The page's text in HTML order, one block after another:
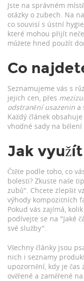
Jste na správném
otázky o zubech. Na
co souvisí s ústní
které mohou přijít
můžete hned použít
Co
Seznamujeme vás s
jejich cen, přes
odstranění usazenin a
Každý článek
vhodné sady na
Jak
Čtěte podle toho, co
bolesti? Zkuste naše
zubů". Chcete zlepšit
výhody kompozitních
Pokud vás zajímá,
podívejte se na "Jaké
své služby".
Všechny články jsou
nich i seznamy
upozornění, kdy je
ověřené a zaměřené